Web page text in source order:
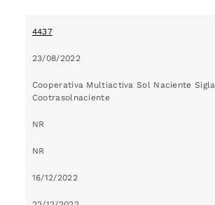
4437
23/08/2022
Cooperativa Multiactiva Sol Naciente Sigla
Cootrasolnaciente
NR
NR
16/12/2022